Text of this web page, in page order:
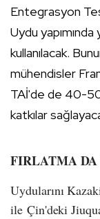
Entegrasyon
Uydu
kullanılacak.
mühendisler
TAİ'de de 40-50
katkılar
FIRLATMA
Uydularını
ile Çin'deki